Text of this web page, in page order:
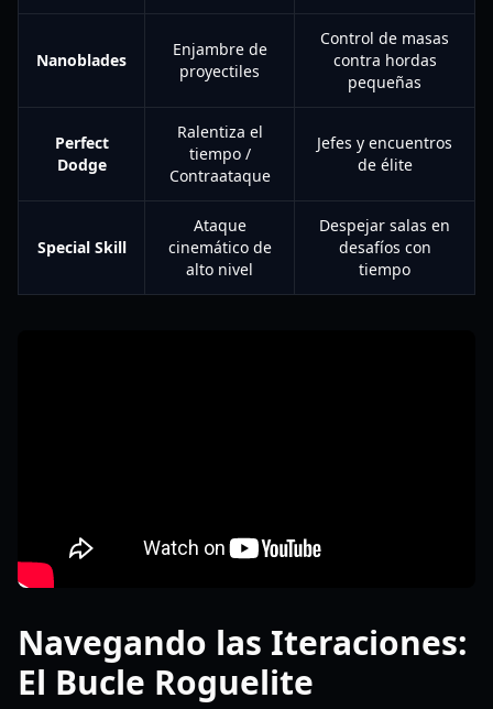
Nanoblades
Enjambre de
proyectiles
Control de masas
contra hordas
pequeñas
Perfect
Dodge
Ralentiza el
tiempo /
Contraataque
Jefes y encuentros
de élite
Special Skill
Ataque
cinemático de
alto nivel
Despejar salas en
desafíos con
tiempo
Navegando las Iteraciones:
El Bucle Roguelite